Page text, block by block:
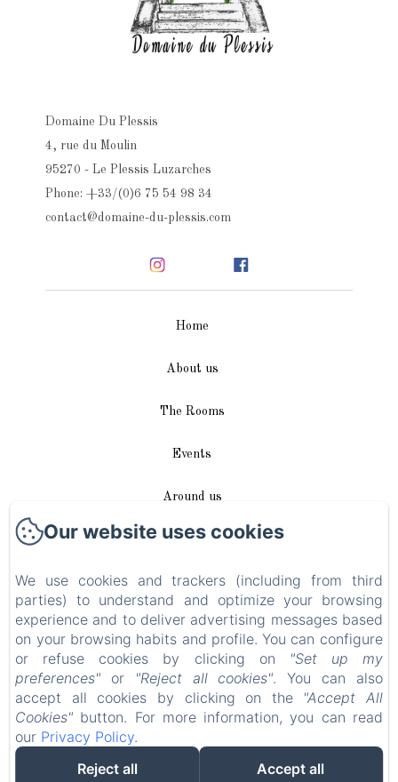
Domaine Du Plessis
4, rue du Moulin
95270 - Le Plessis Luzarches
Phone: +33/(0)6 75 54 98 34
contact@domaine-du-plessis.com
Home
About us
The Rooms
Events
Around us
Access / Contact
Plan du site
Blog
Legal notice
EN FR DE
Our website uses cookies
We use cookies and trackers (including from third
parties) to understand and optimize your browsing
experience and to deliver advertising messages based
on your browsing habits and profile. You can configure
or refuse cookies by clicking on
"Set up my
preferences" or "Reject all cookies". You can also
accept all cookies by clicking on the "Accept All
Cookies" button. For more information, you can read
our Privacy Policy.
Reject all
Accept all